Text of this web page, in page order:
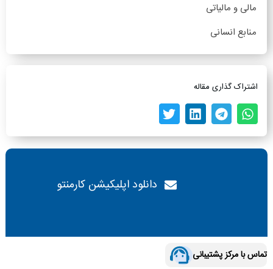
مالی و مالیاتی
منابع انسانی
اشتراک گذاری مقاله
دانلود اپلیکیشن کارمنتو
تماس با مرکز پشتیبانی